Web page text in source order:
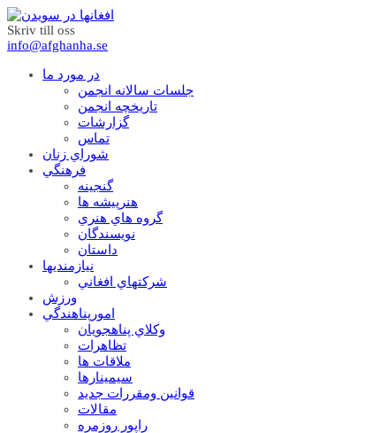
Skriv till oss
info@afghanha.se
در مورد ما
جلسات سالانه انجمن
تاریخچه انجمن
گزارشات
تماس
شوراي زنان
فرهنگي
گنجينه
هنرپيشه ها
گروه هاي هنري
نويسندگان
داستان
نيازمنديها
شرکتهاي افغاني
ورزش
امورپناهندگي
وکلاي پناهجويان
تظاهرات
ملاقات ها
سيمينارها
قوانين ومقررات جديد
مقالات
راپور روزمره